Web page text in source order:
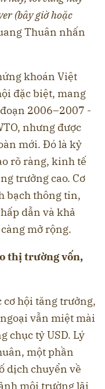
(bây giờ hoặc
Thuân nhấn
khoán Việt
đặc biệt, mang
2006–2007 -
nhưng được
mới. Đó là kỷ
rõ ràng, kinh tế
trưởng cao. Cơ
bạch thông tin,
dẫn và khả
mở rộng.
thị trường vốn,
hội tăng trưởng,
vẫn miệt mài
chục tỷ USD. Lý
một phần
dịch chuyển về
môi trường lãi